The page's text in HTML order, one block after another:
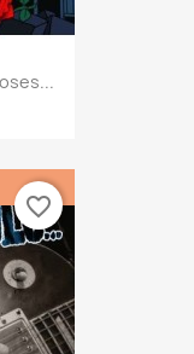
favorite_border